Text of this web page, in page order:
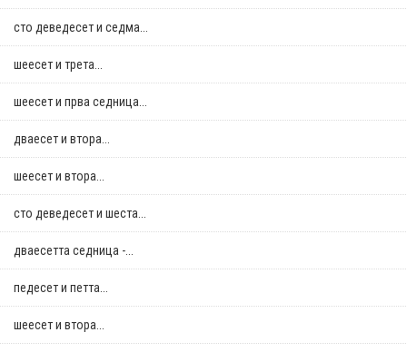
сто деведесет и седма...
шеесет и трета...
шеесет и прва седница...
дваесет и втора...
шеесет и втора...
сто деведесет и шеста...
дваесетта седница -...
педесет и петта...
шеесет и втора...